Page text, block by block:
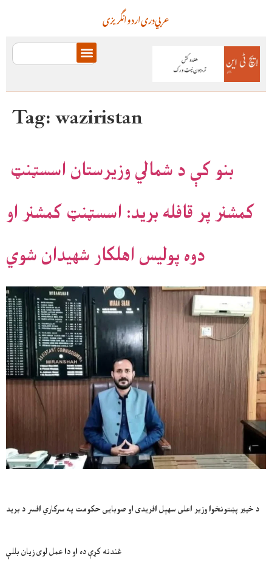
انگریزیاردودریعربي
Tag:waziristan
کمشنر پر قافله برید: اسسټنټ کمشنر او
دوه پولیس اهلکار شهیدان شوي
د خیبر پښتونخوا وزیر اعلی سهېل افریدی او صوبایی حکومت په سرکاري افسر د برید
غندنه کړې ده او دا عمل لوی زیان بللې